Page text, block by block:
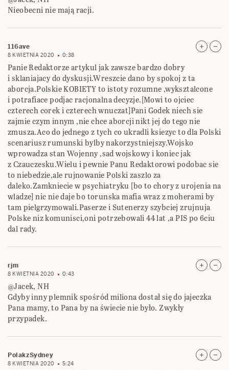
Nieobecni nie mają racji.
116ave
8 KWIETNIA 2020 0:38
Panie Redaktorze artykul jak zawsze bardzo dobry
i sklaniajacy do dyskusji.Wreszcie dano by spokoj z ta
aborcja.Polskie KOBIETY to istoty rozumne ,wyksztalcone
i potrafiace podjac racjonalna decyzje.[Mowi to ojciec
czterech corek i czterech wnuczat]Pani Godek niech sie
zajmie czym innym ,nie chce aborcji nikt jej do tego nie
zmusza.Aco do jednego z tych co ukradli ksiezyc to dla Polski
scenariusz rumunski bylby nakorzystniejszy.Wojsko
wprowadza stan Wojenny ,sad wojskowy i koniec jak
z Czauczesku.Wielu i pewnie Panu Redaktorowi podobac sie
to niebedzie,ale rujnowanie Polski zaszlo za
daleko.Zamkniecie w psychiatryku [bo to chory z urojenia na
wladze] nic nie daje bo torunska mafia wraz z moherami by
tam pielgrzymowali.Paserze i Sutenerzy szybciej zrujnuja
Polske niz komunisci,oni potrzebowali 44 lat ,a PIS po 6ciu
dal rady.
rjm
8 KWIETNIA 2020 0:43
@Jacek, NH
Gdyby inny plemnik spośród miliona dostał się do jajeczka
Pana mamy, to Pana by na świecie nie było. Zwykły
przypadek.
PolakzSydney
8 KWIETNIA 2020 5:24